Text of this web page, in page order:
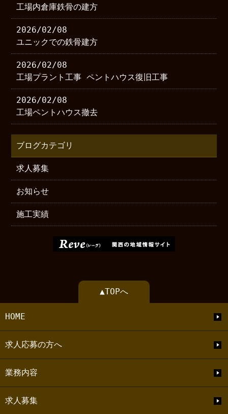
工場内倉庫鉄骨の建方
2026/02/08
ユニックでの鉄骨建方
2026/02/08
工場プラント工事 ペントハウス復旧工事
2026/02/08
工場ペントハウス撤去
ブログカテゴリ
求人募集
お知らせ
施工実績
▲TOPへ
HOME
求人応募の方へ
業務内容
求人募集